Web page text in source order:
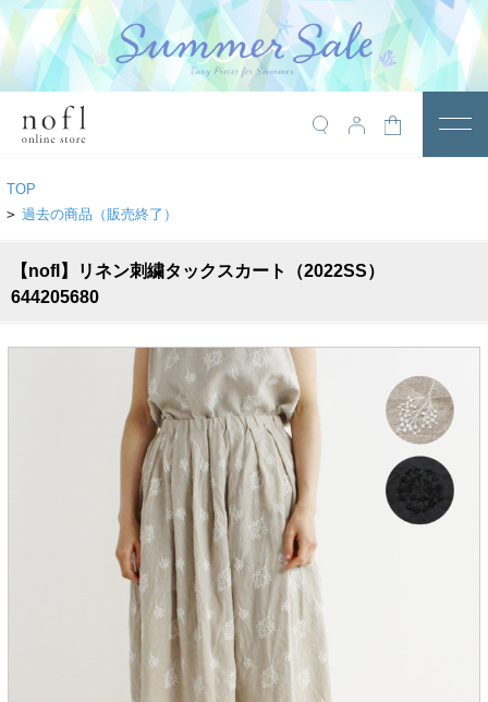
￥10,800税込以上で送料無料
トップス
パンツ
スカート
レギンス・インナー
服飾雑貨
全てのアイテム
SALE ITEM
福袋
ブランド
TOP
> 過去の商品（販売終了）
【nofl】リネン刺繍タックスカート（2022SS）
644205680